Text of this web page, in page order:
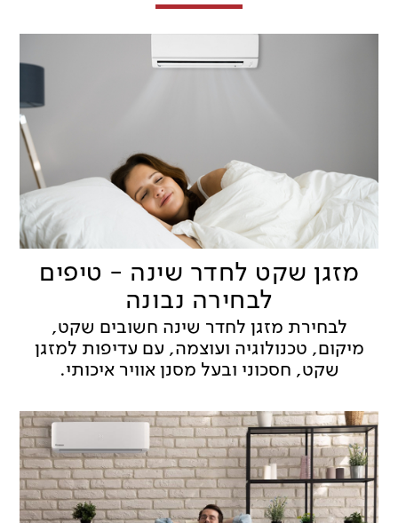
מזגן שקט לחדר שינה - טיפים
לבחירה נבונה
לבחירת מזגן לחדר שינה חשובים שקט,
מיקום, טכנולוגיה ועוצמה, עם עדיפות למזגן
שקט, חסכוני ובעל מסנן אוויר איכותי.